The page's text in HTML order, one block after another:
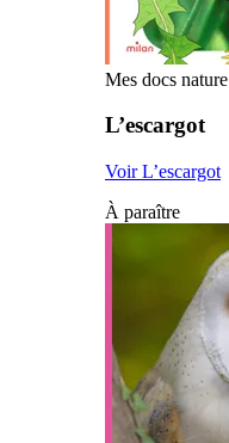
Mes docs nature
L’escargot
Voir L’escargot
À paraître